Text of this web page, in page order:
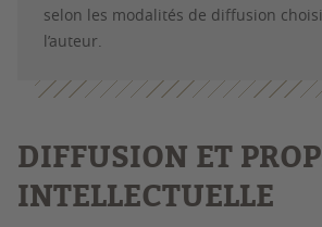
selon les modalités de diffusion
l’auteur.
DIFFUSION ET
INTELLECTUELLE